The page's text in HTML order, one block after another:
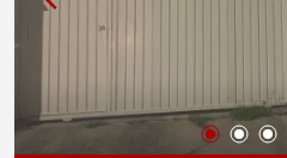
negociado mobiliado ou
Condições de negociação:
permuta por apartamento
mediante análise. Uma
para quem busca